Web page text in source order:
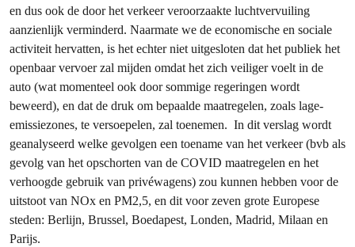
en dus ook de door het verkeer veroorzaakte luchtvervuiling
aanzienlijk verminderd. Naarmate we de economische en sociale
activiteit hervatten, is het echter niet uitgesloten dat het publiek het
openbaar vervoer zal mijden omdat het zich veiliger voelt in de
auto (wat momenteel ook door sommige regeringen wordt
beweerd), en dat de druk om bepaalde maatregelen, zoals lage-
emissiezones, te versoepelen, zal toenemen. In dit verslag wordt
geanalyseerd welke gevolgen een toename van het verkeer (bvb als
gevolg van het opschorten van de COVID maatregelen en het
verhoogde gebruik van privéwagens) zou kunnen hebben voor de
uitstoot van NOx en PM2,5, en dit voor zeven grote Europese
steden: Berlijn, Brussel, Boedapest, Londen, Madrid, Milaan en
Parijs.